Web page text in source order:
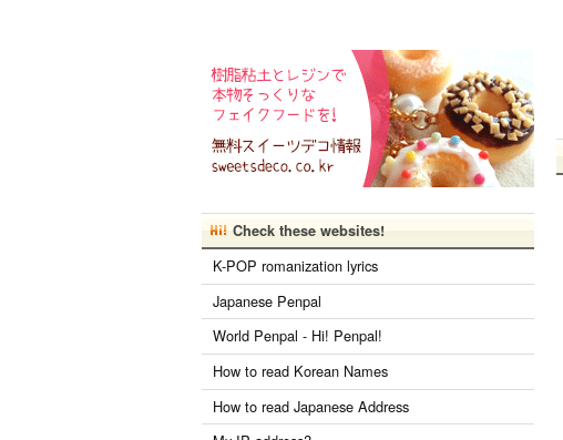
Check these websites!
K-POP romanization lyrics
Japanese Penpal
World Penpal - Hi! Penpal!
How to read Korean Names
How to read Japanese Address